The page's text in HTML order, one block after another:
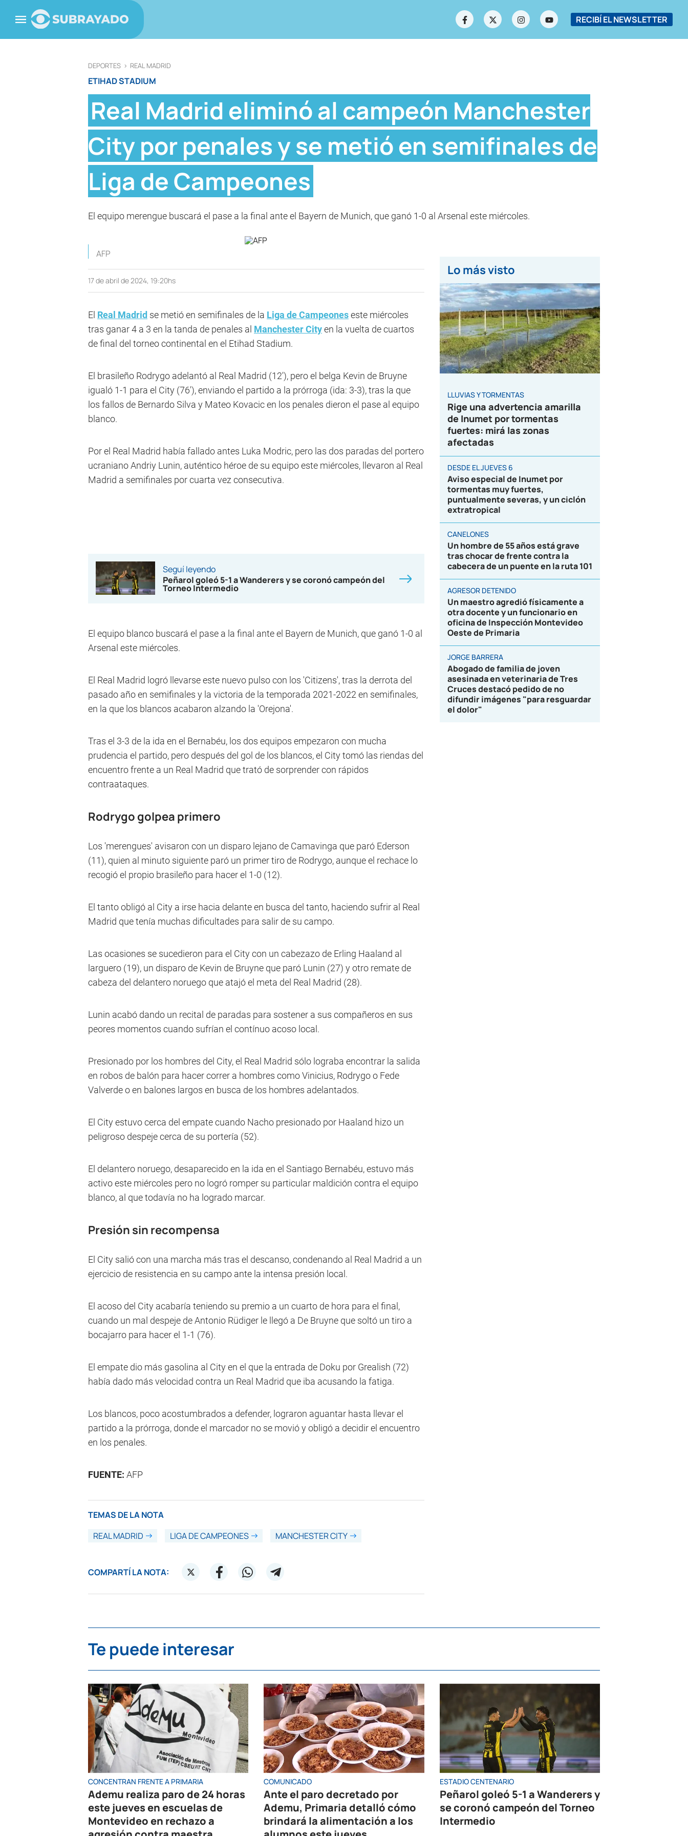
RECIBÍ EL NEWSLETTER
DEPORTES > REAL MADRID
ETIHAD STADIUM
Real Madrid eliminó al campeón Manchester
City por penales y se metió en semifinales de
Liga de Campeones
El equipo merengue buscará el pase a la final ante el Bayern de Munich, que ganó 1-0 al Arsenal este miércoles.
AFP
17 de abril de 2024, 19:20hs
El Real Madrid se metió en semifinales de la Liga de Campeoneseste miércoles
tras ganar 4 a 3 en la tanda de penales al Manchester Cityen la vuelta de cuartos
de final del torneo continental en el Etihad Stadium.
El brasileño Rodrygo adelantó al Real Madrid (12'), pero el belga Kevin de Bruyne
igualó 1-1 para el City (76'), enviando el partido a la prórroga (ida: 3-3), tras la que
los fallos de Bernardo Silva y Mateo Kovacic en los penales dieron el pase al equipo
blanco.
Por el Real Madrid había fallado antes Luka Modric, pero las dos paradas del portero
ucraniano Andriy Lunin, auténtico héroe de su equipo este miércoles, llevaron al Real
Madrid a semifinales por cuarta vez consecutiva.
Seguí leyendo
Peñarol goleó 5-1 a Wanderers y se coronó campeón del
Torneo Intermedio
El equipo blanco buscará el pase a la final ante el Bayern de Munich, que ganó 1-0 al
Arsenal este miércoles.
El Real Madrid logró llevarse este nuevo pulso con los 'Citizens', tras la derrota del
pasado año en semifinales y la victoria de la temporada 2021-2022 en semifinales,
en la que los blancos acabaron alzando la 'Orejona'.
Tras el 3-3 de la ida en el Bernabéu, los dos equipos empezaron con mucha
prudencia el partido, pero después del gol de los blancos, el City tomó las riendas del
encuentro frente a un Real Madrid que trató de sorprender con rápidos
contraataques.
Rodrygo golpea primero
Los 'merengues' avisaron con un disparo lejano de Camavinga que paró Ederson
(11), quien al minuto siguiente paró un primer tiro de Rodrygo, aunque el rechace lo
recogió el propio brasileño para hacer el 1-0 (12).
El tanto obligó al City a irse hacia delante en busca del tanto, haciendo sufrir al Real
Madrid que tenía muchas dificultades para salir de su campo.
Las ocasiones se sucedieron para el City con un cabezazo de Erling Haaland al
larguero (19), un disparo de Kevin de Bruyne que paró Lunin (27) y otro remate de
cabeza del delantero noruego que atajó el meta del Real Madrid (28).
Lunin acabó dando un recital de paradas para sostener a sus compañeros en sus
peores momentos cuando sufrían el contínuo acoso local.
Presionado por los hombres del City, el Real Madrid sólo lograba encontrar la salida
en robos de balón para hacer correr a hombres como Vinicius, Rodrygo o Fede
Valverde o en balones largos en busca de los hombres adelantados.
El City estuvo cerca del empate cuando Nacho presionado por Haaland hizo un
peligroso despeje cerca de su portería (52).
El delantero noruego, desaparecido en la ida en el Santiago Bernabéu, estuvo más
activo este miércoles pero no logró romper su particular maldición contra el equipo
blanco, al que todavía no ha logrado marcar.
Presión sin recompensa
El City salió con una marcha más tras el descanso, condenando al Real Madrid a un
ejercicio de resistencia en su campo ante la intensa presión local.
El acoso del City acabaría teniendo su premio a un cuarto de hora para el final,
cuando un mal despeje de Antonio Rüdiger le llegó a De Bruyne que soltó un tiro a
bocajarro para hacer el 1-1 (76).
El empate dio más gasolina al City en el que la entrada de Doku por Grealish (72)
había dado más velocidad contra un Real Madrid que iba acusando la fatiga.
Los blancos, poco acostumbrados a defender, lograron aguantar hasta llevar el
partido a la prórroga, donde el marcador no se movió y obligó a decidir el encuentro
en los penales.
FUENTE: AFP
TEMAS DE LA NOTA
REAL MADRID
LIGA DE CAMPEONES MANCHESTER CITY
COMPARTÍ LA NOTA:
Lo más visto
LLUVIAS Y TORMENTAS
Rige una advertencia amarilla
de Inumet por tormentas
fuertes: mirá las zonas
afectadas
DESDE EL JUEVES 6
Aviso especial de Inumet por
tormentas muy fuertes,
puntualmente severas, y un ciclón
extratropical
CANELONES
Un hombre de 55 años está grave
tras chocar de frente contra la
cabecera de un puente en la ruta 101
AGRESOR DETENIDO
Un maestro agredió físicamente a
otra docente y un funcionario en
oficina de Inspección Montevideo
Oeste de Primaria
JORGE BARRERA
Abogado de familia de joven
asesinada en veterinaria de Tres
Cruces destacó pedido de no
difundir imágenes "para resguardar
el dolor"
Te puede interesar
CONCENTRAN FRENTE A PRIMARIA
Ademu realiza paro de 24 horas
este jueves en escuelas de
Montevideo en rechazo a
COMUNICADO
Ante el paro decretado por
Ademu, Primaria detalló cómo
brindará la alimentación a los
ESTADIO CENTENARIO
Peñarol goleó 5-1 a Wanderers y
se coronó campeón del Torneo
Intermedio